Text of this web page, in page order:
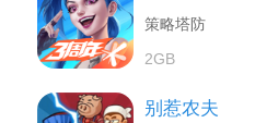
策略塔防
2GB
别惹农夫